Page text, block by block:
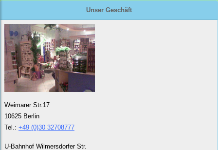
Unser Geschäft
Weimarer Str.17
10625 Berlin
Tel.: +49 (0)30 32708777
U-Bahnhof Wilmersdorfer Str.